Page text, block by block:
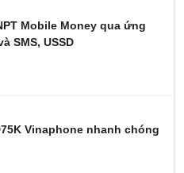
Mobile Money qua ứng
SMS, USSD
Vinaphone nhanh chóng